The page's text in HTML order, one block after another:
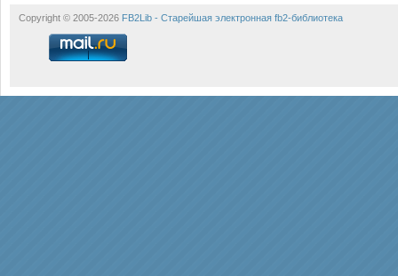
Copyright © 2005-2026 FB2Lib - Старейшая электронная fb2-библиотека